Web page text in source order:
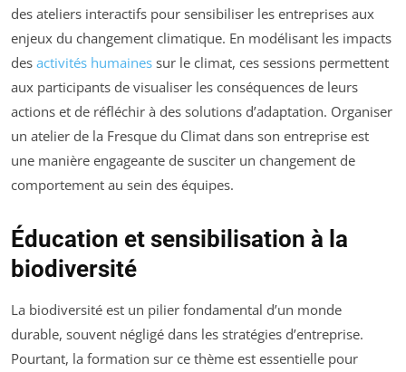
des ateliers interactifs pour sensibiliser les entreprises aux
enjeux du changement climatique. En modélisant les impacts
des activités humaines sur le climat, ces sessions permettent
aux participants de visualiser les conséquences de leurs
actions et de réfléchir à des solutions d’adaptation. Organiser
un atelier de la Fresque du Climat dans son entreprise est
une manière engageante de susciter un changement de
comportement au sein des équipes.
Éducation et sensibilisation à la
biodiversité
La biodiversité est un pilier fondamental d’un monde
durable, souvent négligé dans les stratégies d’entreprise.
Pourtant, la formation sur ce thème est essentielle pour